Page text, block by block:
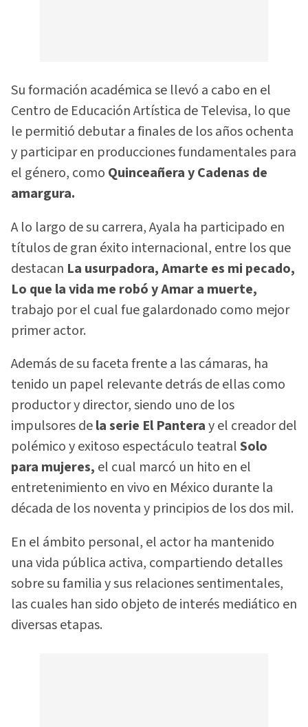
Su formación académica se llevó a cabo en el
Centro de Educación Artística de Televisa, lo que
le permitió debutar a finales de los años ochenta
y participar en producciones fundamentales para
el género, como Quinceañera y Cadenas de
amargura.
A lo largo de su carrera, Ayala ha participado en
títulos de gran éxito internacional, entre los que
destacan La usurpadora, Amarte es mi pecado,
Lo que la vida me robó y Amar a muerte,
trabajo por el cual fue galardonado como mejor
primer actor.
Además de su faceta frente a las cámaras, ha
tenido un papel relevante detrás de ellas como
productor y director, siendo uno de los
impulsores dela serie El Panteray el creador del
polémico y exitoso espectáculo teatralSolo
para mujeres, el cual marcó un hito en el
entretenimiento en vivo en México durante la
década de los noventa y principios de los dos mil.
En el ámbito personal, el actor ha mantenido
una vida pública activa, compartiendo detalles
sobre su familia y sus relaciones sentimentales,
las cuales han sido objeto de interés mediático en
diversas etapas.